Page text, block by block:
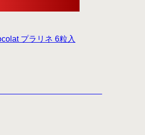
プラリネ 6粒入